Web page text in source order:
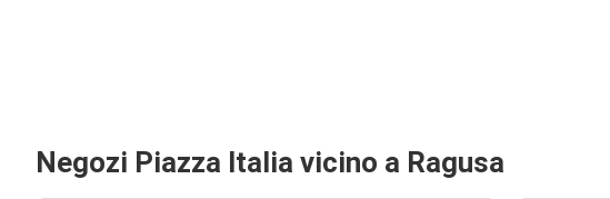
Negozi Piazza Italia vicino a Ragusa